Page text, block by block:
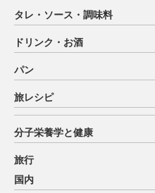
タレ・ソース・調味料
ドリンク・お酒
パン
旅レシピ
分子栄養学と健康
旅行
国内